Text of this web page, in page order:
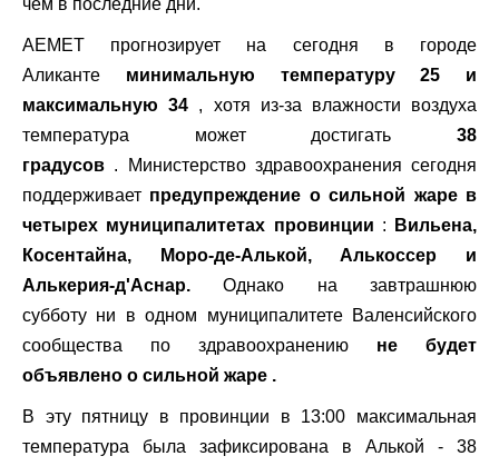
чем в последние дни.
AEMET прогнозирует на сегодня в городе
Аликанте минимальную температуру 25 и
максимальную 34 , хотя из-за влажности воздуха
температура может достигать 38
градусов . Министерство здравоохранения сегодня
поддерживает предупреждение о сильной жаре в
четырех муниципалитетах провинции :
Вильена,
Косентайна, Моро-де-Алькой, Алькоссер и
Алькерия-д'Аснар.Однако на завтрашнюю
субботу ни в одном муниципалитете Валенсийского
сообщества по здравоохранению не будет
объявлено о сильной жаре .
В эту пятницу в провинции в 13:00 максимальная
температура была зафиксирована в Алькой - 38